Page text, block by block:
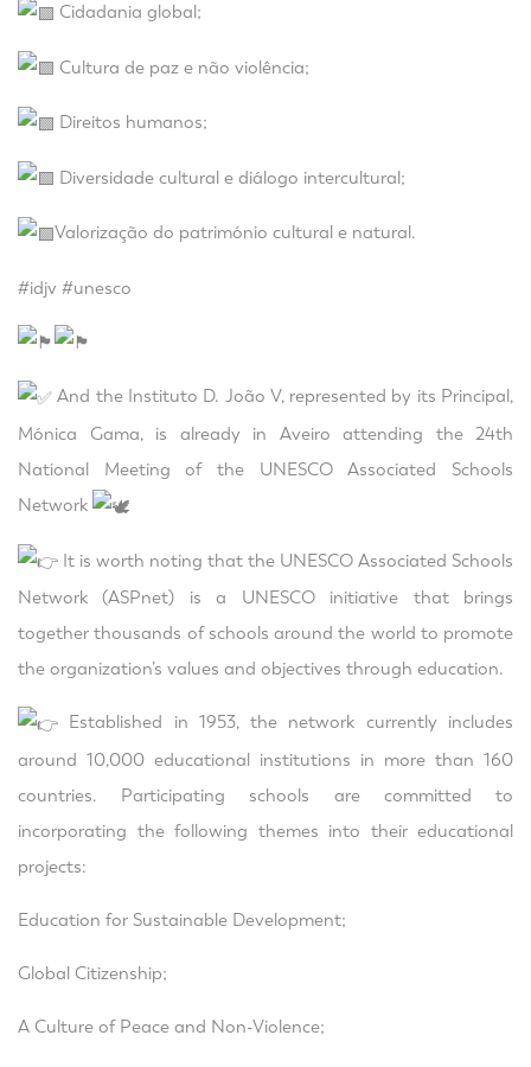
Cidadania global;
Cultura de paz e não violência;
Direitos humanos;
Diversidade cultural e diálogo intercultural;
Valorização do património cultural e natural.
#idjv #unesco
And the Instituto D. João V, represented by its Principal,
Mónica Gama, is already in Aveiro attending the 24th
National Meeting of the UNESCO Associated Schools
Network
It is worth noting that the UNESCO Associated Schools
Network (ASPnet) is a UNESCO initiative that brings
together thousands of schools around the world to promote
the organization’s values and objectives through education.
Established in 1953, the network currently includes
around 10,000 educational institutions in more than 160
countries. Participating schools are committed to
incorporating the following themes into their educational
projects:
Education for Sustainable Development;
Global Citizenship;
A Culture of Peace and Non-Violence;